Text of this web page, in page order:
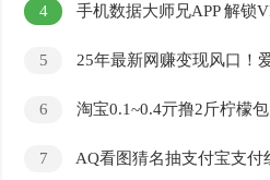
4 手机数据大师兄APP 解锁
5
25年最新网赚变现风口！
6 淘宝0.1~0.4亓撸2斤柠檬
7 AQ看图猜名抽支付宝支付